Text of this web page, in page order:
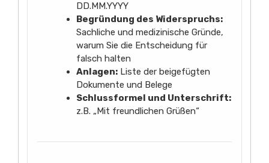
DD.MM.YYYY
Begründung des Widerspruchs:
Sachliche und medizinische Gründe,
warum Sie die Entscheidung für
falsch halten
Anlagen: Liste der beigefügten
Dokumente und Belege
Schlussformel und Unterschrift:
z.B. „Mit freundlichen Grüßen“